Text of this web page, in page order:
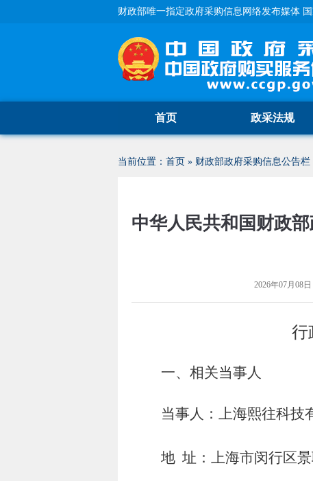
财政部唯一指定政府采购信息网络发布媒体
首页 政采法规
当前位置： 首页 » 财政部政府采购信息公告栏
中华人民共和国财政
2026年07月08日
行
一、相关当事人
当事人： 上海熙往科技
地 址：上海市闵行区